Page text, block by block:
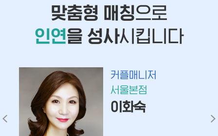
맞춤형 매칭으로
인연을 성사시킵니다
커플매니저
서울본점
이화숙